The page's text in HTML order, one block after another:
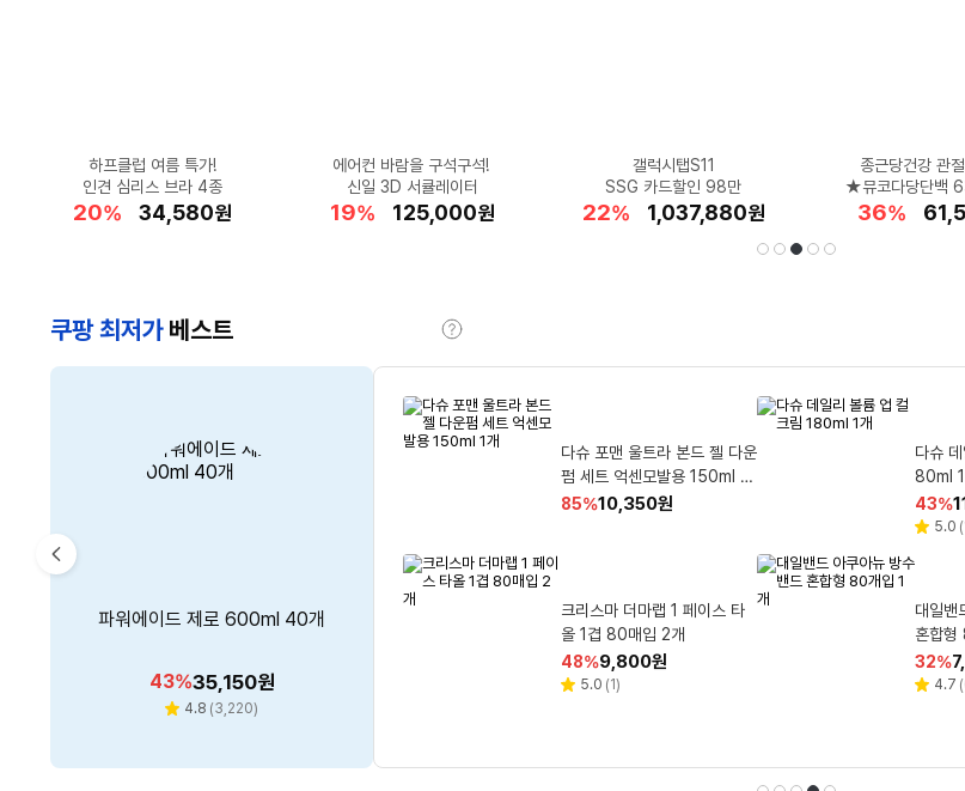
★BIG한 맛과 크기★
냉동 빅 블루베리 1kg
할
30% 10,390원
★G마켓 홈쇼핑특가★
엘르 백팩+크로스백 2종
할
49% 46,740원
코카콜라 신상품 레몬라임★
상큼함을 더했어요!
할
44% 14,800원
대만족템★갓
공용 반팔
할
62%
드리미 공홈 최대 혜택가!
X60 Ultra 블랙
할
41% 990,000원
편안한 스니커즈
크록스 인모션 페이서 맨
할
47% 52,130원
품격 있는 캐주얼
닥스 남성 스니커즈
할
32% 179,290원
★달콤한 여름
설빙 망고스
할
28%
하프클럽 여름 특가!
인견 심리스 브라 4종
할
20% 34,580원
에어컨 바람을 구석구석!
신일 3D 서큘레이터
할
19% 125,000원
갤럭시탭S11
SSG 카드할인 98만
할
22% 1,037,880원
종근당건강 관
★뮤코다당단백
할
36%
두손이 자유로운
위니쿨 냉각패드 넥풍기
할
37% 45,220원
"클래식의 완성"
반스 프리미엄 클래식 슬립온
할
19% 73,602원
★역대급 최저가★
요시다포터 포스 크로스백
할
24% 282,120원
피지 흡착&
클로란 드라
할
46%
단조 아이언 찾으세요?
JPX S30 추천~
할
38% 849,000원
롯데온 럭셔리위크 특가!
26FW 몽클레어 토트백
할
19% 665,880원
데일리로 딱!
캘빈클라인 선글라스
할
21% 148,850원
고어텍스의
랜드로바
할
28%
쿠팡 최저가 베스트
도
움
말
비비드키친 저칼로리 양념치킨
할
인
51%3,340원
TCL 4K QD Mini LED Goo
gle TV 189.3cm(75인치) 7
할
32%1,164,000
조르단
할
인
47%
별 4.8
뷰
(
코카콜라 오리지널 무라벨 37
0ml 24개
할
인
33%20,110원
별 4.8 리
뷰
(4,810
삼성
8.7㎡
무풍 클
할
인
16%
별 4.8
뷰
(
필립스 1000 시리즈
블랙
할
36%79,200원
별 4.9리
뷰
( 22)
맑은물에 촌두부 500g 2개
할
41%2,630원
한성컴
이드 리
m
할
인
14%
별 4.8
뷰
(
신지모루 Qi2.2 지원 오피디
초고속 PPS PD 차량용 충전
기 45W Black
할
인
35%9,890원
별 5.0 리
뷰
(3
헤드앤
할
인
46%
별 4.0
뷰
(
탐사 6free 강아지 사료 연어
할
26%30,490원
별 5.0 리
뷰
(2)
르오브 앤드 2IN1 UV 해충퇴
치 전기모기채 520 x 215 x
40 mm 화이트
할
15%28,620원
트라 씬 전
블랙
할
인
39%
별 4.8
뷰
(
아쿠아시스 먹는샘물 무라벨 2
L 12개
할
인
34%5,780원
별 4.6 리
뷰
(63
브레프
할
인
41%
별 4.9
뷰
(
파워에이드 제로 600ml 40개
할
43%35,150원
별 4.8 리
뷰
(3,220)
다슈 포맨 울트라 본드 젤 다운
펌 세트 억센모발용 150ml 1
개
할
85%10,350원
다슈 데
할
인
43%
별 5.0
뷰
(
크리스마 더마랩 1 페이스 타
올 1겹 80매입 2개
할
인
48%9,800원
별 5.0 리
뷰
(1)
대일밴
할
인
32%
별 4.7
뷰
(
HP 2026 오멘 16 코어Ultra7
Shadow Black 1TB 24GB
Free DOS 16-am0343TX
29%2,223,000
별 4.8리
뷰
( 16)
비비드키친 저칼로리 비빔장 1
개 280g
할
80%3,180원
쿠팡베
할
인
77%
별 4.3
뷰
(
유한락스 욕실청소용 세정제
900ml 4개
할
인
47%17,750원
별 4.9 리
뷰
(31,474
할
인
40%
별 4.9
뷰
(
CM’s
Pick